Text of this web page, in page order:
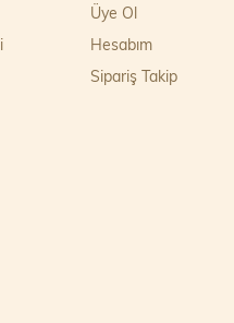
Üye Ol
Hesabım
Sipariş Takip